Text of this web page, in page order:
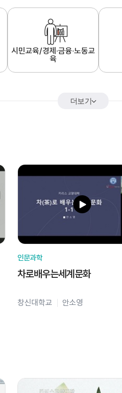
시민교육/경제·금융·노동교
육
더보기
인문과학
차로배우는세계문화
창신대학교 안소영